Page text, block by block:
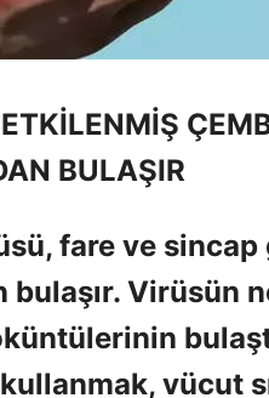
BULAŞIR
fare ve
bulaşır. Virüsün
vücut